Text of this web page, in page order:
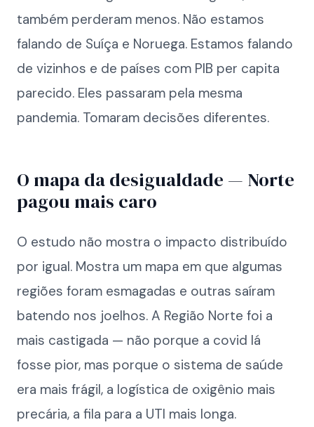
também perderam menos. Não estamos
falando de Suíça e Noruega. Estamos falando
de vizinhos e de países com PIB per capita
parecido. Eles passaram pela mesma
pandemia. Tomaram decisões diferentes.
O mapa da desigualdade — Norte
pagou mais caro
O estudo não mostra o impacto distribuído
por igual. Mostra um mapa em que algumas
regiões foram esmagadas e outras saíram
batendo nos joelhos. A Região Norte foi a
mais castigada — não porque a covid lá
fosse pior, mas porque o sistema de saúde
era mais frágil, a logística de oxigênio mais
precária, a fila para a UTI mais longa.